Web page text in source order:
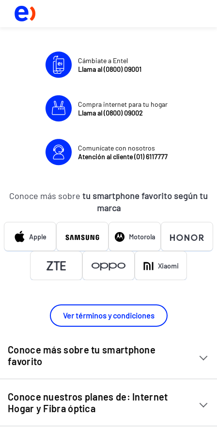
Cámbiate a Entel
Llama al (0800) 09001
Compra internet para tu hogar
Llama al (0800) 09002
Comunícate con nosotros
Atención al cliente (01) 6117777
Conoce más sobre tu smartphone favorito según tu
marca
Apple Motorola
Xiaomi
Ver términos y condiciones
Conoce más sobre tu smartphone
favorito
Chip Entel
Apple iPhone 11
Apple iPhone 12 Mini
Conoce nuestros planes de: Internet
Hogar y Fibra óptica
Internet Hogar